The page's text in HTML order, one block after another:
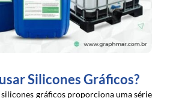
Silicones Gráficos?
gráficos proporciona uma série